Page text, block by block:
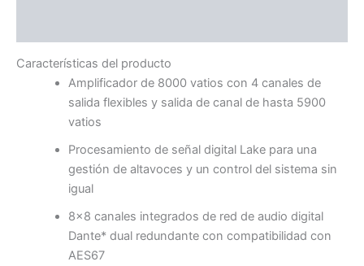
Características del producto
Amplificador de 8000 vatios con 4 canales de
salida flexibles y salida de canal de hasta 5900
vatios
Procesamiento de señal digital Lake para una
gestión de altavoces y un control del sistema sin
igual
8×8 canales integrados de red de audio digital
Dante* dual redundante con compatibilidad con
AES67